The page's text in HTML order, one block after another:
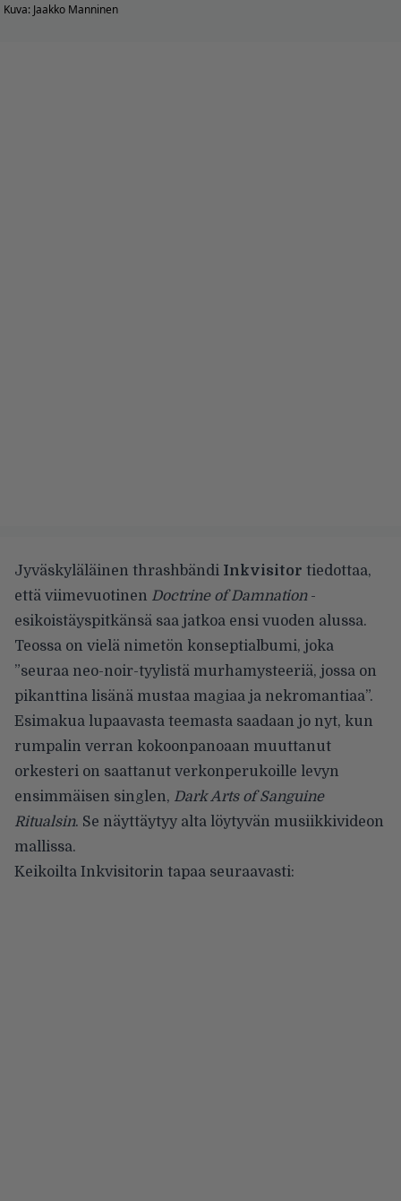
Kuva: Jaakko Manninen
Jyväskyläläinen thrashbändi Inkvisitor tiedottaa,
että viimevuotinen Doctrine of Damnation-
esikoistäyspitkänsä saa jatkoa ensi vuoden alussa.
Teossa on vielä nimetön konseptialbumi, joka
”seuraa neo-noir-tyylistä murhamysteeriä, jossa on
pikanttina lisänä mustaa magiaa ja nekromantiaa”.
Esimakua lupaavasta teemasta saadaan jo nyt, kun
rumpalin verran kokoonpanoaan muuttanut
orkesteri on saattanut verkonperukoille levyn
ensimmäisen singlen, Dark Arts of Sanguine
Ritualsin. Se näyttäytyy alta löytyvän musiikkivideon
mallissa.
Keikoilta Inkvisitorin tapaa seuraavasti: